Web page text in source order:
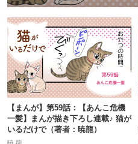
【まんが】第59話：【あんこ危機
一髪】まんが描き下ろし連載♪ 猫が
いるだけで（著者：暁龍）